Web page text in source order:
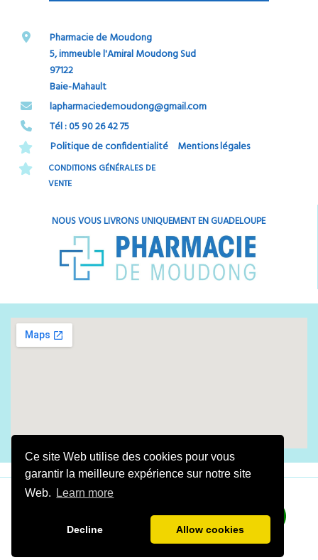
Ce site Web utilise des cookies pour vous
garantir la meilleure expérience sur notre site
Web.
Learn more
Decline Allow cookies
Pharmacie de Moudong
5, immeuble l'Amiral Moudong Sud
97122
Baie-Mahault
​​​​​​​lapharmaciedemoudong@gmail.com
Tél : 05 90 26 42 75​​​​​​​
Politique de confidentialité
Mentions légales
CONDITIONS GÉNÉRALES DE
VENTE
NOUS VOUS LIVRONS UNIQUEMENT EN GUADELOUPE
PHARMACIE DE MOUDONG ©Tous droits réservés